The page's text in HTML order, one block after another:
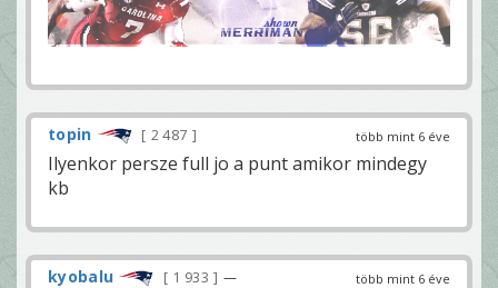
több mint 6 éve
topin 2 487
Ilyenkor persze full jo a punt amikor mindegy
kb
több mint 6 éve
kyobalu 1 933
—